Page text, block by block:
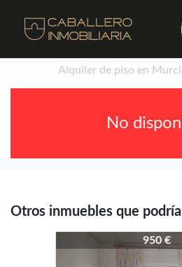
Alquiler de piso en
No
Otros inmuebles que
950 €